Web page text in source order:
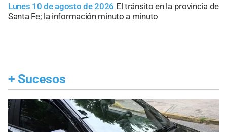
Lunes 10 de agosto de 2026 El tránsito en la provincia de
Santa Fe; la información minuto a minuto
+ Sucesos